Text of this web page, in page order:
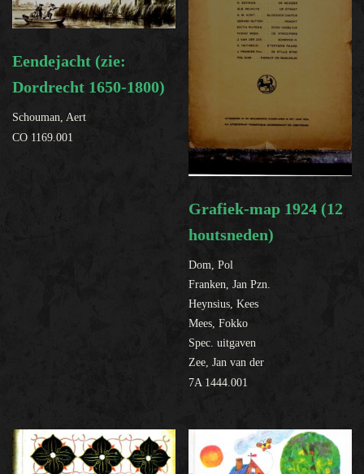
Eendejacht (zie:
Dordrecht 1650-1800)
Schouman, Aert
CO 1169.001
Grafiek-map 1924 (12
houtsneden)
Dom, Pol
Franken, Jan Pzn.
Heynsius, Kees
Mees, Fokko
Spec. uitgaven
Zee, Jan van der
7A 1444.001